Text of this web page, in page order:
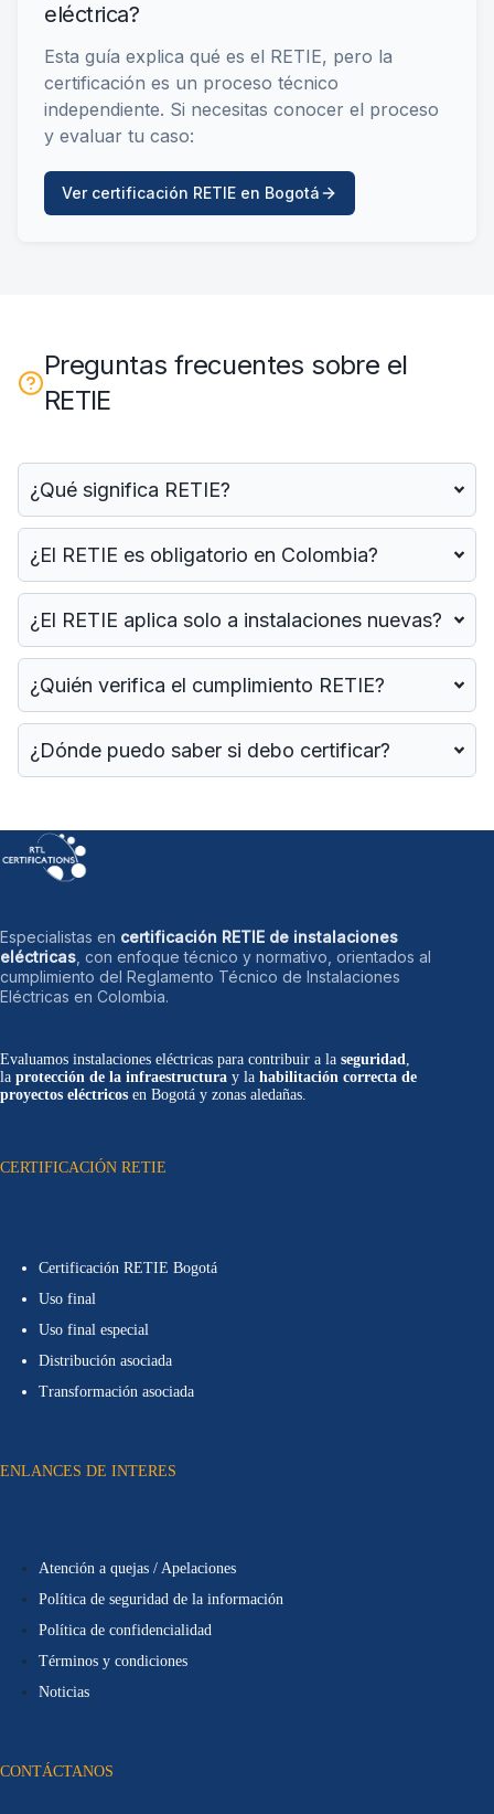
eléctrica?
Esta guía explica qué es el RETIE, pero la
certificación es un proceso técnico
independiente. Si necesitas conocer el proceso
y evaluar tu caso:
Ver certificación RETIE en Bogotá
Preguntas frecuentes sobre el
RETIE
¿Qué significa RETIE?
¿El RETIE es obligatorio en Colombia?
¿El RETIE aplica solo a instalaciones nuevas?
¿Quién verifica el cumplimiento RETIE?
¿Dónde puedo saber si debo certificar?
Especialistas en certificación RETIE de instalaciones
eléctricas , con enfoque técnico y normativo, orientados al
cumplimiento del Reglamento Técnico de Instalaciones
Eléctricas en Colombia.
Evaluamos instalaciones eléctricas para contribuir a la seguridad,
la protección de la infraestructura y la habilitación correcta de
proyectos eléctricos en Bogotá y zonas aledañas.
CERTIFICACIÓN RETIE
Certificación RETIE Bogotá
Uso final
Uso final especial
Distribución asociada
Transformación asociada
ENLANCES DE INTERES
Atención a quejas / Apelaciones
Política de seguridad de la información
Política de confidencialidad
Términos y condiciones
Noticias
CONTÁCTANOS